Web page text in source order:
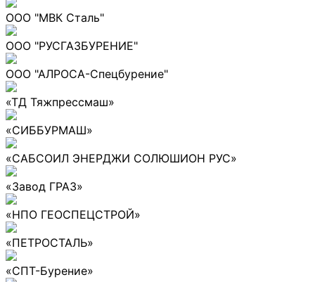
ООО "МВК Сталь"
ООО "РУСГАЗБУРЕНИЕ"
ООО "АЛРОСА-Спецбурение"
«ТД Тяжпрессмаш»
«СИББУРМАШ»
«САБСОИЛ ЭНЕРДЖИ СОЛЮШИОН РУС»
«Завод ГРАЗ»
«НПО ГЕОСПЕЦСТРОЙ»
«ПЕТРОСТАЛЬ»
«СПТ-Бурение»